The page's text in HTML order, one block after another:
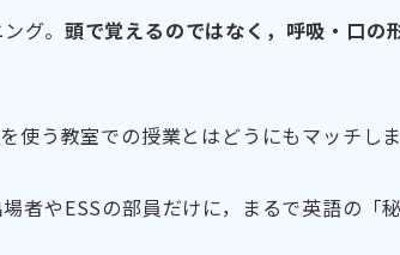
グ。 頭で覚えるのではなく，呼吸・口の
使う教室での授業とはどうにもマッチしま
者やESSの部員だけに，まるで英語の「